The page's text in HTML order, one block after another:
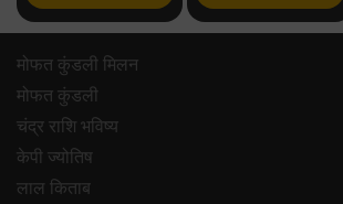
मोफत कुंडली मिलन
मोफत कुंडली
चंद्र राशि भविष्य
केपी ज्योतिष
लाल किताब